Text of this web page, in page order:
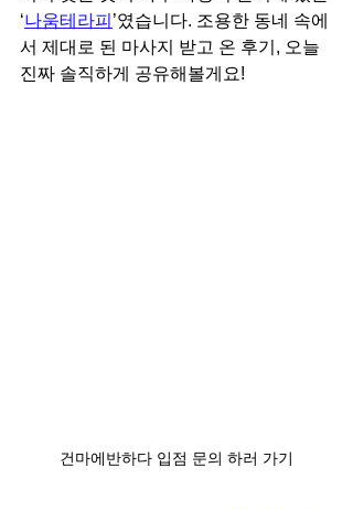
‘나움테라피 ’였습니다. 조용한 동네 속에
서 제대로 된 마사지 받고 온 후기, 오늘
진짜 솔직하게 공유해볼게요!
건마에반하다 입점 문의 하러 가기